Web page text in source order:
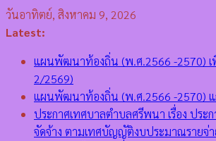
วันอาทิตย์, สิงหาคม 9, 2026
Latest:
แผนพัฒนาท้องถิ่น (พ.ศ.2566 -2570) เ
2/2569)
แผนพัฒนาท้องถิ่น (พ.ศ.2566 -2570) แ
ประกาศเทศบาลตำบลศรีพนา เรื่อง ประ
จัดจ้าง ตามเทศบัญญัติงบประมาณรายจ่